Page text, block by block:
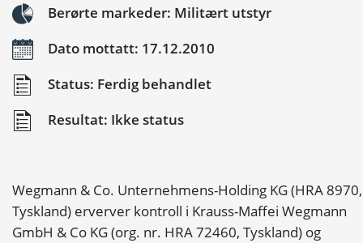
Berørte markeder: Militært utstyr
Dato mottatt: 17.12.2010
Status: Ferdig behandlet
Resultat: Ikke status
Wegmann & Co. Unternehmens-Holding KG (HRA 8970,
Tyskland) erverver kontroll i Krauss-Maffei Wegmann
GmbH & Co KG (org. nr. HRA 72460, Tyskland) og